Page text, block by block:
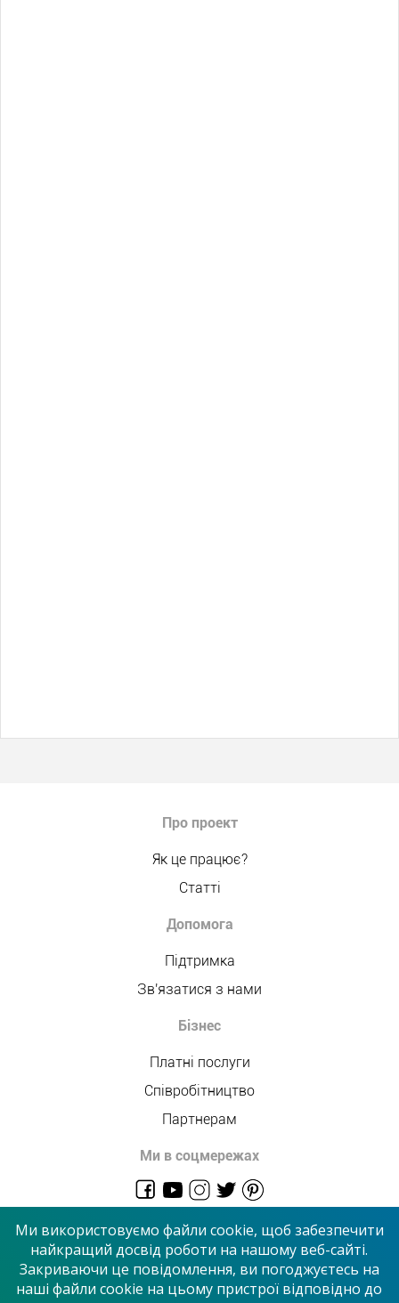
Про проект
Як це працює?
Статті
Допомога
Підтримка
Зв'язатися з нами
Бізнес
Платні послуги
Співробітництво
Партнерам
Ми в соцмережах
© 2026 “Сервісний центр”
Ми використовуємо файли cookie, щоб забезпечити
найкращий досвід роботи на нашому веб-сайті.
Закриваючи це повідомлення, ви погоджуєтесь на
наші файли cookie на цьому пристрої відповідно до